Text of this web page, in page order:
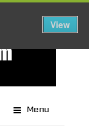
Menu
View